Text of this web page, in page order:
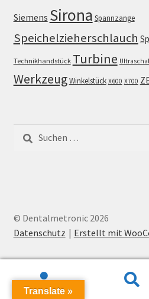
Siemens Sirona Spannzange
Speichelzieherschlauch
Technikhandstück Turbine
WerkzeugWinkelstück X600 X700
Suchen
nach:
© Dentalmetronic 2026
Datenschutz
Erstellt mit
Suchen
SuchenTranslate »